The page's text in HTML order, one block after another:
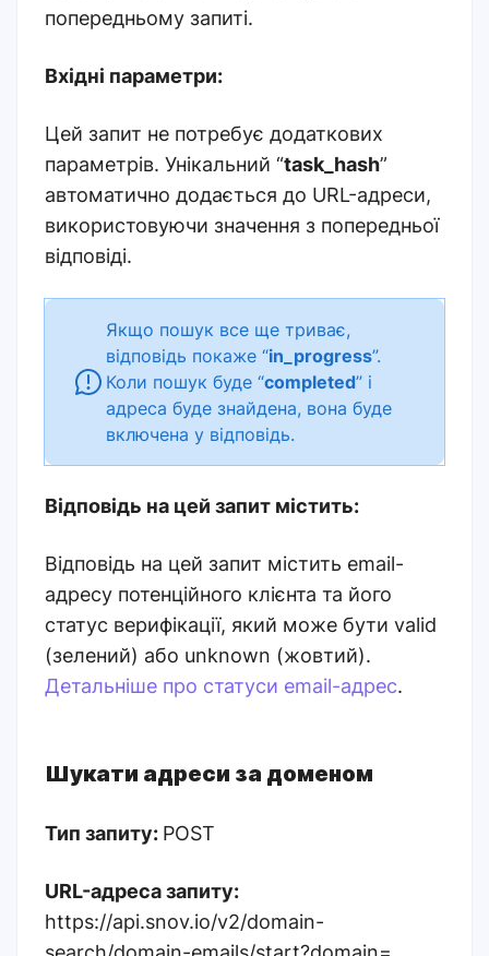
попередньому запиті.
Вхідні параметри:
Цей запит не потребує додаткових
параметрів. Унікальний “task_hash”
автоматично додається до URL-адреси,
використовуючи значення з попередньої
відповіді.
Якщо пошук все ще триває,
відповідь покаже “in_progress”.
Коли пошук буде “completed” і
адреса буде знайдена, вона буде
включена у відповідь.
Відповідь на цей запит містить:
Відповідь на цей запит містить email-
адресу потенційного клієнта та його
статус верифікації, який може бути valid
(зелений) або unknown (жовтий).
Детальніше про статуси email-адрес.
Шукати адреси за доменом
Тип запиту: POST
URL-адреса запиту:
https://api.snov.io/v2/domain-